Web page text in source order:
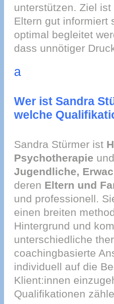
unterstützen. Ziel
Eltern gut informiert
optimal begleitet
dass unnötiger
a
Wer ist Sandra
welche
Sandra Stürmer ist
Psychotherapie
Jugendliche,
deren Eltern und
und professionell.
einen breiten
Hintergrund und
unterschiedliche
coachingbasierte
individuell auf die
Klient:innen
Qualifikationen